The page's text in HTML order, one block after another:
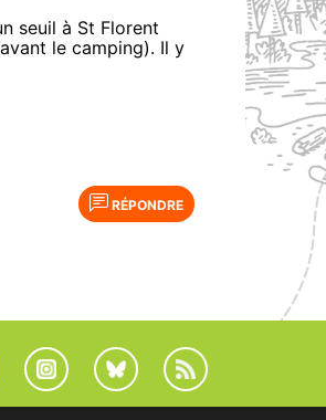
seuil à St Florent
le camping). Il y
RÉPONDRE